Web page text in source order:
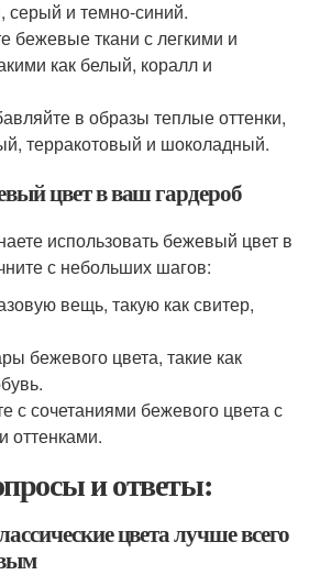
серый и темно-синий.
бежевые ткани с легкими и
как белый, коралл и
в образы теплые оттенки,
терракотовый и шоколадный.
цвет в ваш гардероб
использовать бежевый цвет в
с небольших шагов:
вещь, такую как свитер,
бежевого цвета, такие как
с сочетаниями бежевого цвета с
и ответы:
цвета лучше всего